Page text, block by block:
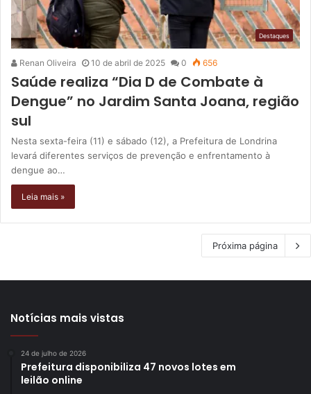
Destaques
Renan Oliveira 10 de abril de 2025 0 656
Saúde realiza “Dia D de Combate à
Dengue” no Jardim Santa Joana, região
sul
Nesta sexta-feira (11) e sábado (12), a Prefeitura de Londrina
levará diferentes serviços de prevenção e enfrentamento à
dengue ao…
Leia mais »
Próxima página
Notícias mais vistas
24 de julho de 2026
Prefeitura disponibiliza 47 novos lotes em
leilão online